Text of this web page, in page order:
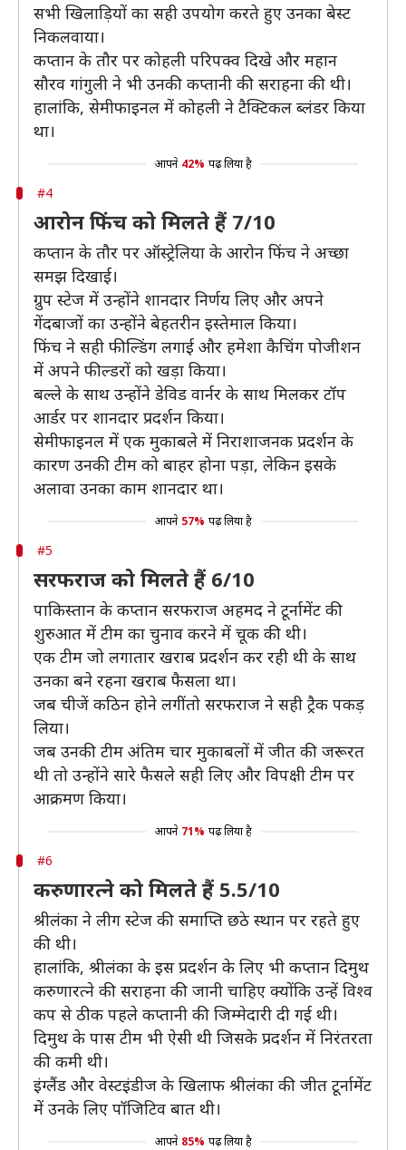
सभी खिलाड़ियों का सही उपयोग करते हुए उनका बेस्ट
निकलवाया।
कप्तान के तौर पर कोहली परिपक्व दिखे और महान
सौरव गांगुली ने भी उनकी कप्तानी की सराहना की थी।
हालांकि, सेमीफाइनल में कोहली ने टैक्टिकल ब्लंडर किया
था।
आपने 42% पढ़ लिया है
#4
आरोन फिंच को मिलते हैं 7/10
कप्तान के तौर पर ऑस्ट्रेलिया के आरोन फिंच ने अच्छा
समझ दिखाई।
ग्रुप स्टेज में उन्होंने शानदार निर्णय लिए और अपने
गेंदबाजों का उन्होंने बेहतरीन इस्तेमाल किया।
फिंच ने सही फील्डिंग लगाई और हमेशा कैचिंग पोजीशन
में अपने फील्डरों को खड़ा किया।
बल्ले के साथ उन्होंने डेविड वार्नर के साथ मिलकर टॉप
आर्डर पर शानदार प्रदर्शन किया।
सेमीफाइनल में एक मुकाबले में निराशाजनक प्रदर्शन के
कारण उनकी टीम को बाहर होना पड़ा, लेकिन इसके
अलावा उनका काम शानदार था।
आपने 57% पढ़ लिया है
#5
सरफराज को मिलते हैं 6/10
पाकिस्तान के कप्तान सरफराज अहमद ने टूर्नामेंट की
शुरुआत में टीम का चुनाव करने में चूक की थी।
एक टीम जो लगातार खराब प्रदर्शन कर रही थी के साथ
उनका बने रहना खराब फैसला था।
जब चीजें कठिन होने लगीं तो सरफराज ने सही ट्रैक पकड़
लिया।
जब उनकी टीम अंतिम चार मुकाबलों में जीत की जरूरत
थी तो उन्होंने सारे फैसले सही लिए और विपक्षी टीम पर
आक्रमण किया।
आपने 71% पढ़ लिया है
#6
करुणारत्ने को मिलते हैं 5.5/10
श्रीलंका ने लीग स्टेज की समाप्ति छठे स्थान पर रहते हुए
की थी।
हालांकि, श्रीलंका के इस प्रदर्शन के लिए भी कप्तान दिमुथ
करुणारत्ने की सराहना की जानी चाहिए क्योंकि उन्हें विश्व
कप से ठीक पहले कप्तानी की जिम्मेदारी दी गई थी।
दिमुथ के पास टीम भी ऐसी थी जिसके प्रदर्शन में निरंतरता
की कमी थी।
इंग्लैंड और वेस्टइंडीज के खिलाफ श्रीलंका की जीत टूर्नामेंट
में उनके लिए पॉजिटिव बात थी।
आपने 85% पढ़ लिया है